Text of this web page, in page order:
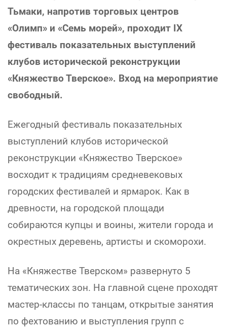
Тьмаки, напротив торговых центров
«Олимп» и «Семь морей», проходит IX
фестиваль показательных выступлений
клубов исторической реконструкции
«Княжество Тверское». Вход на мероприятие
свободный.
Ежегодный фестиваль показательных
выступлений клубов исторической
реконструкции «Княжество Тверское»
восходит к традициям средневековых
городских фестивалей и ярмарок. Как в
древности, на городской площади
собираются купцы и воины, жители города и
окрестных деревень, артисты и скоморохи.
На «Княжестве Тверском» развернуто 5
тематических зон. На главной сцене проходят
мастер-классы по танцам, открытые занятия
по фехтованию и выступления групп с